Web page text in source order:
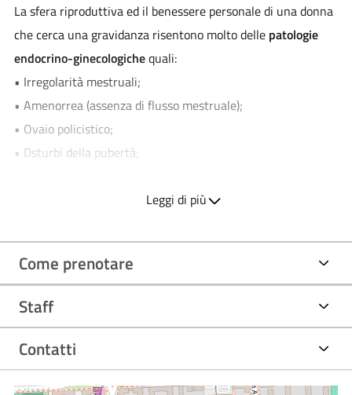
La sfera riproduttiva ed il benessere personale di una donna
che cerca una gravidanza risentono molto delle patologie
endocrino-ginecologichequali:
• Irregolarità mestruali;
• Amenorrea (assenza di flusso mestruale);
• Ovaio policistico;
• Dsturbi della pubertà;
glabre o caduta di capelli).
endocrineresponsabili del quadro clinico della donna.
Leggi di più
Come prenotare
Staff
Contatti